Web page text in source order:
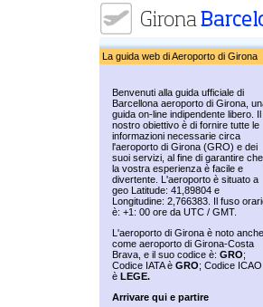
La guida web di Aeroporto di Girona
Benvenuti alla guida ufficiale di
Barcellona aeroporto di Girona,
guida on-line indipendente libero. Il
nostro obiettivo è di fornire tutte le
informazioni necessarie circa
l'aeroporto di Girona (GRO) e dei
suoi servizi, al fine di garantire che
la vostra esperienza è facile e
divertente. L'aeroporto è situato a
geo Latitude: 41,89804 e
Longitudine: 2,766383. Il fuso
è: +1: 00 ore da UTC / GMT.
L'aeroporto di Girona è noto anche
come aeroporto di Girona-Costa
Brava, e il suo codice è: GRO;
Codice IATA è GRO; Codice ICAO
è LEGE.
Arrivare qui e partire